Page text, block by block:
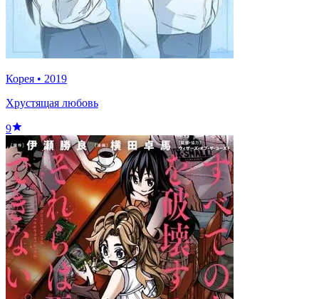
Корея • 2019
Хрустящая любовь
9